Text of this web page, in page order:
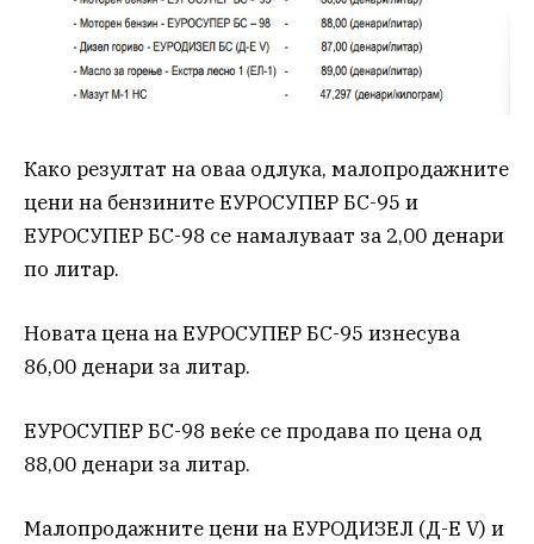
Како резултат на оваа одлука, малопродажните
цени на бензините ЕУРОСУПЕР БС-95 и
ЕУРОСУПЕР БС-98 се намалуваат за 2,00 денари
по литар.
Новата цена на ЕУРОСУПЕР БС-95 изнесува
86,00 денари за литар.
ЕУРОСУПЕР БС-98 веќе се продава по цена од
88,00 денари за литар.
Малопродажните цени на ЕУРОДИЗЕЛ (Д-Е V) и